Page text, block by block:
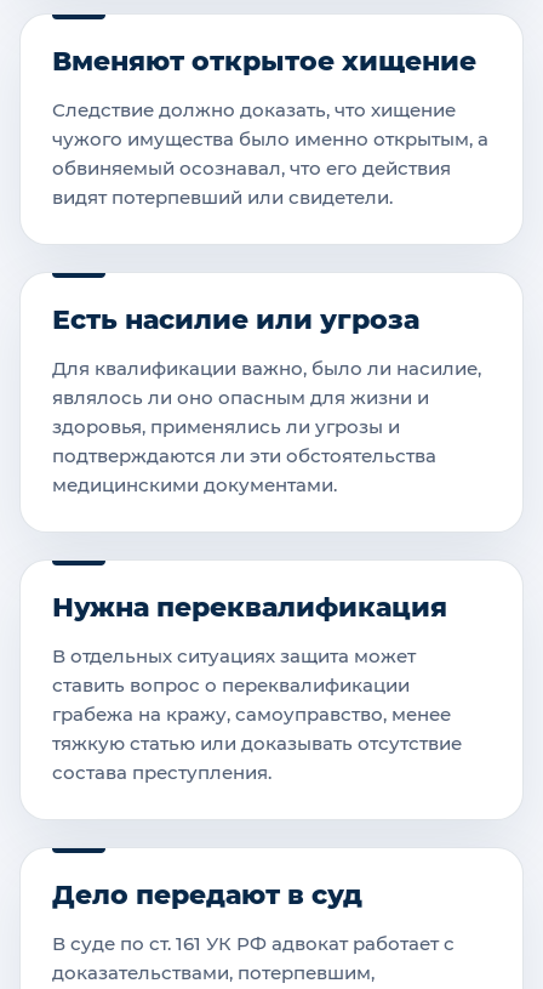
Вменяют открытое хищение
Следствие должно доказать, что хищение
чужого имущества было именно открытым, а
обвиняемый осознавал, что его действия
видят потерпевший или свидетели.
Есть насилие или угроза
Для квалификации важно, было ли насилие,
являлось ли оно опасным для жизни и
здоровья, применялись ли угрозы и
подтверждаются ли эти обстоятельства
медицинскими документами.
Нужна переквалификация
В отдельных ситуациях защита может
ставить вопрос о переквалификации
грабежа на кражу, самоуправство, менее
тяжкую статью или доказывать отсутствие
состава преступления.
Дело передают в суд
В суде по ст. 161 УК РФ адвокат работает с
доказательствами, потерпевшим,